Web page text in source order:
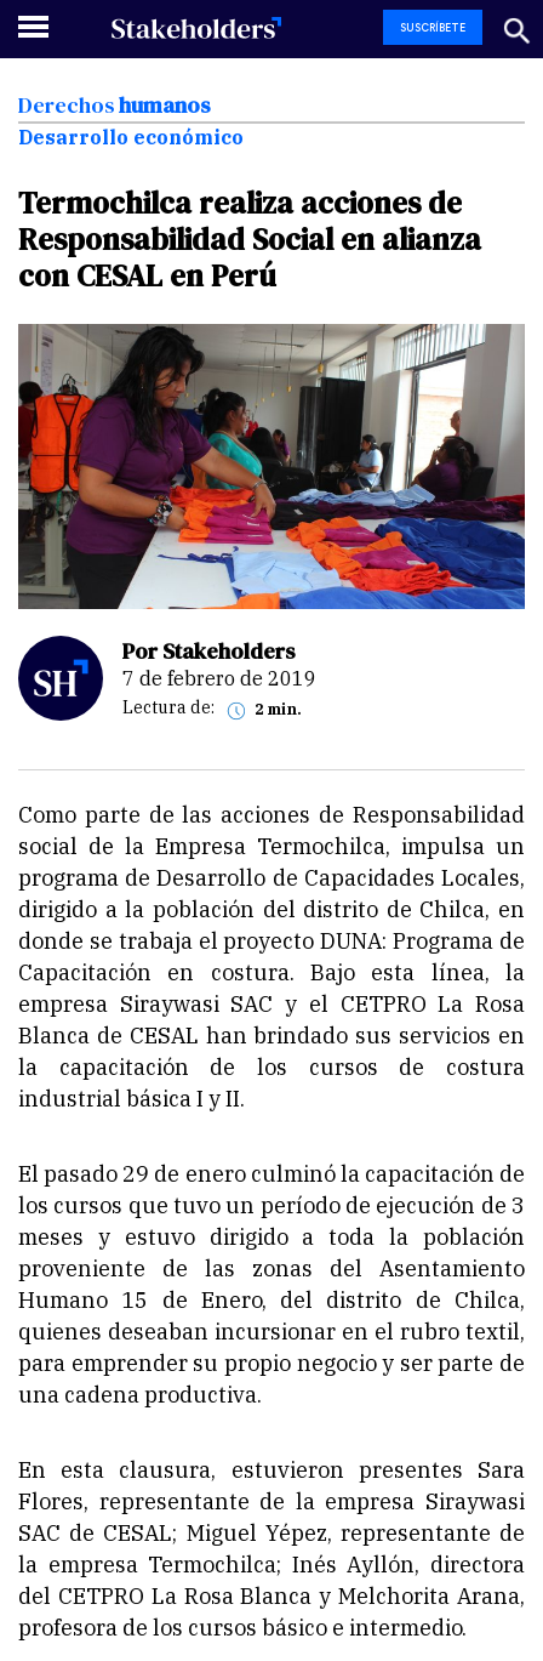
SUSCRÍBETE
Derechoshumanos
Desarrollo económico
Termochilca realiza acciones de
Responsabilidad Social en alianza
con CESAL enPerú
Por Stakeholders
7 de febrero de 2019
Lectura de: 2 min.
Como parte de las acciones de Responsabilidad
social de la Empresa Termochilca, impulsa un
programa de Desarrollo de Capacidades Locales,
dirigido a la población del distrito de Chilca, en
donde se trabaja el proyecto DUNA: Programa de
Capacitación en costura. Bajo esta línea, la
empresa Siraywasi SAC y el CETPRO La Rosa
Blanca de CESAL han brindado sus servicios en
la capacitación de los cursos de costura
industrial básica I y II.
El pasado 29 de enero culminó la capacitación de
los cursos que tuvo un período de ejecución de 3
meses y estuvo dirigido a toda la población
proveniente de las zonas del Asentamiento
Humano 15 de Enero, del distrito de Chilca,
quienes deseaban incursionar en el rubro textil,
para emprender su propio negocio y ser parte de
una cadena productiva.
En esta clausura, estuvieron presentes Sara
Flores, representante de la empresa Siraywasi
SAC de CESAL; Miguel Yépez, representante de
la empresa Termochilca; Inés Ayllón, directora
del CETPRO La Rosa Blanca y Melchorita Arana,
profesora de los cursos básico e intermedio.